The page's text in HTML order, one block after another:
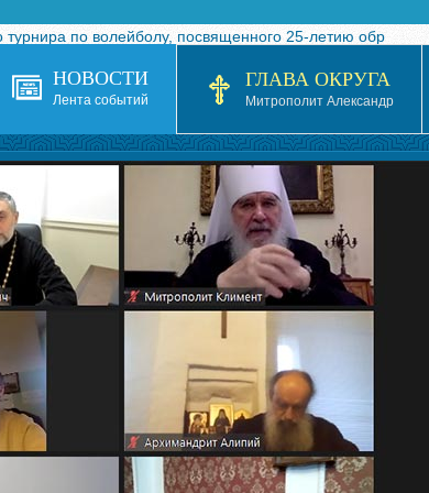
по волейболу, посвященного 25-летию обр
в Казахстане»
епархией Русской Православной Церкви в 1927–19
на 2026-2027 учебный год
явления Великорецкой иконы святителя Николая
НОВОСТИ
Лента событий
ГЛАВА ОКРУГА
Митрополит Александр